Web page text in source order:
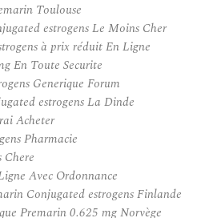
Toulouse
estrogens Le Moins Cher
à prix réduit En Ligne
En Toute Securite
Generique Forum
estrogens La Dinde
Acheter
Pharmacie
Chere
Avec Ordonnance
Conjugated estrogens Finlande
Premarin 0.625 mg Norvège